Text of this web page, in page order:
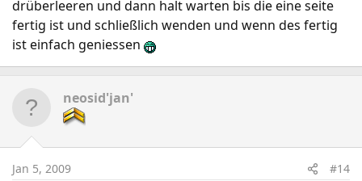
drüberleeren und dann halt warten bis die eine seite
fertig ist und schließlich wenden und wenn des fertig
ist einfach geniessen
neosid'jan'
Jan 5, 2009 #14